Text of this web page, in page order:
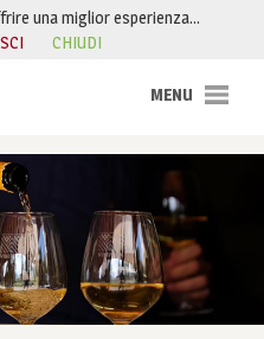
una miglior esperienza…
CHIUDI